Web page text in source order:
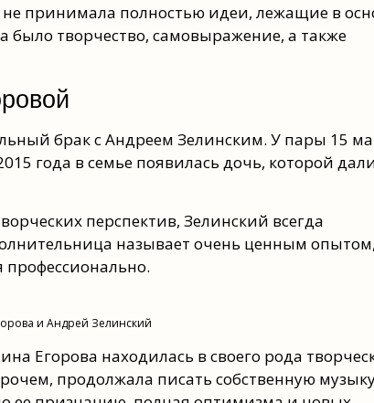
не принимала полностью идеи, лежащие в
было творчество, самовыражение, а также
брак с Андреем Зелинским. У пары 15
года в семье появилась дочь, которой
перспектив, Зелинский всегда
называет очень ценным
и Андрей Зелинский
Егорова находилась в своего рода
продолжала писать собственную